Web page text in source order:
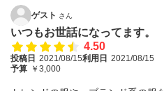
ゲスト さん
いつもお世話になってます。
4.50
投稿日 2021/08/15利用日 2021/08/15
予算 ￥3,000